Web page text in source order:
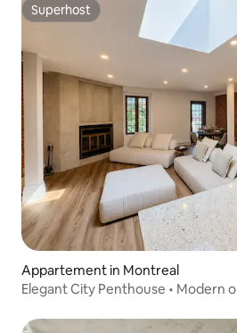
Superhost
Superhost
Appartement in Montreal
Elegant City Penthouse • Modern